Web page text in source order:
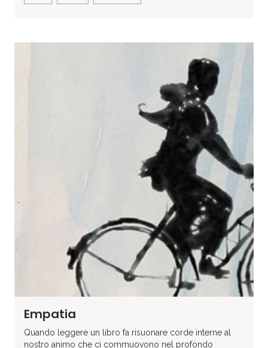
Empatia
Quando leggere un libro fa risuonare corde interne al
nostro animo che ci commuovono nel profondo